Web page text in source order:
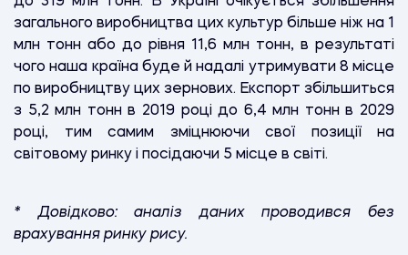
загального виробництва цих культур більше ніж на 1
млн тонн або до рівня 11,6 млн тонн, в результаті
чого наша країна буде й надалі утримувати 8 місце
по виробництву цих зернових. Експорт збільшиться
з 5,2 млн тонн в 2019 році до 6,4 млн тонн в 2029
році, тим самим зміцнюючи свої позиції на
світовому ринку і посідаючи 5 місце в світі.
* Довідково: аналіз даних проводився без
врахування ринку рису.